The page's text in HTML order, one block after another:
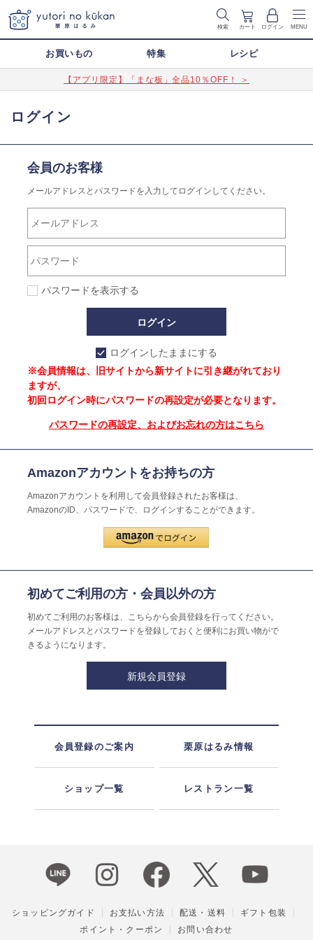
検索 カート ログイン MENU
お買いもの 特集 レシピ
【アプリ限定】「まな板」全品10％OFF！ ＞
ログイン
会員のお客様
メールアドレスとパスワードを入力してログインしてください。
パスワードを表示する
ログインしたままにする
※会員情報は、旧サイトから新サイトに引き継がれており
ますが、
初回ログイン時にパスワードの再設定が必要となります。
パスワードの再設定、およびお忘れの方はこちら
Amazonアカウントをお持ちの方
Amazonアカウントを利用して会員登録されたお客様は、
AmazonのID、パスワードで、ログインすることができます。
初めてご利用の方・会員以外の方
初めてご利用のお客様は、こちらから会員登録を行ってください。
メールアドレスとパスワードを登録しておくと便利にお買い物がで
きるようになります。
会員登録のご案内 栗原はるみ情報
ショップ一覧 レストラン一覧
ショッピングガイド お支払い方法 配送・送料
ギフト包装
ポイント・クーポン
お問い合わせ